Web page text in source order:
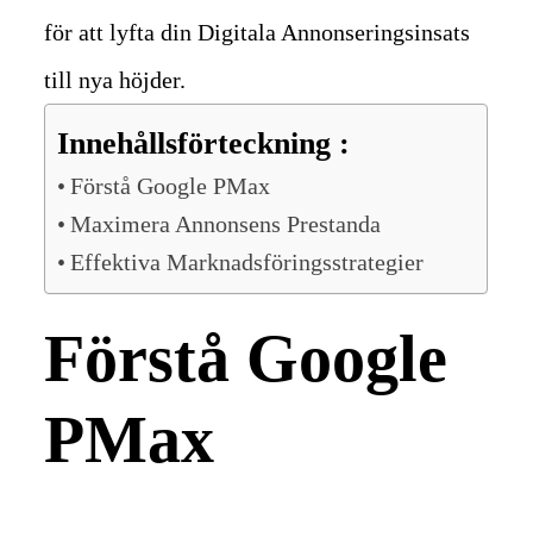
för att lyfta din Digitala Annonseringsinsats
till nya höjder.
Innehållsförteckning :
Förstå Google PMax
Maximera Annonsens Prestanda
Effektiva Marknadsföringsstrategier
Förstå Google
PMax